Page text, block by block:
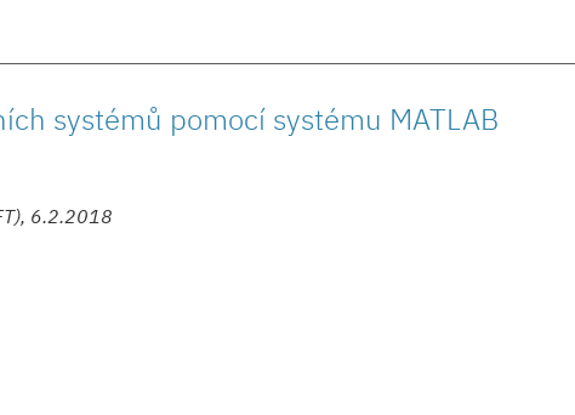
systémů pomocí systému MATLAB
6.2.2018